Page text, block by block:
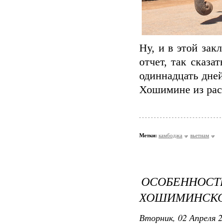
Ну, и в этой
отчет, так
одиннадцать
Хошимине из
Метки: камбоджа вьетнам
Вторник, 02 Апреля